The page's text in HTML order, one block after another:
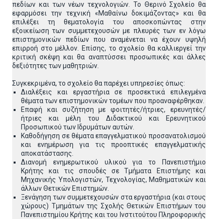
πεδίων και των νέων τεχνολογιών. Το Θερινό Σχολείο θα
εφαρμόσει την τεχνική «Μαθαίνω δοκιμάζοντας» και θα
επιλέξει τη θεματολογία του αποσκοπώντας στην
εξοικείωση των συμμετεχουσών με πλευρές των εν λόγω
επιστημονικών πεδίων που αναμένεται να έχουν υψηλή
επιρροή στο μέλλον. Επίσης, το σχολείο θα καλλιεργεί την
κριτική σκέψη και θα αναπτύσσει προσωπικές και άλλες
δεξιότητες των μαθητριών.
Συγκεκριμένα, το σχολείο θα παρέχει υπηρεσίες όπως:
Διαλέξεις και εργαστήρια σε προσεκτικά επιλεγμένα
θέματα των επιστημονικών τομέων που προαναφέρθηκαν.
Επαφή και συζήτηση με φοιτητές/ήτριες, ερευνητές/
ήτριες και μέλη του Διδακτικού και Ερευνητικού
Προσωπικού των Ιδρυμάτων αυτών.
Καθοδήγηση σε θέματα επαγγελματικού προσανατολισμού
και ενημέρωση για τις προοπτικές επαγγελματικής
αποκατάστασης.
Διανομή ενημερωτικού υλικού για το Πανεπιστήμιο
Κρήτης και τις σπουδές σε Τμήματα Επιστήμης και
Μηχανικής Υπολογιστών, Τεχνολογίας, Μαθηματικών και
άλλων Θετικών Επιστημών.
Ξενάγηση των συμμετεχουσών στα εργαστήρια (και στους
χώρους) Τμημάτων της Σχολής Θετικών Επιστήμων του
Πανεπιστημίου Κρήτης και του Ινστιτούτου Πληροφορικής